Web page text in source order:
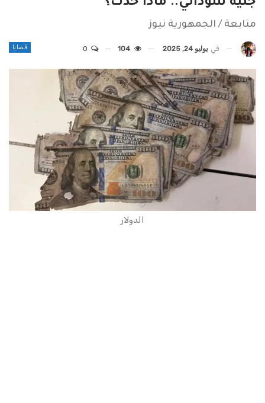
جنيه سوداني.. ماذا حدث؟
متابعة / الجمهورية نيوز
قضايا في يوليو 24, 2025 104
الدولار